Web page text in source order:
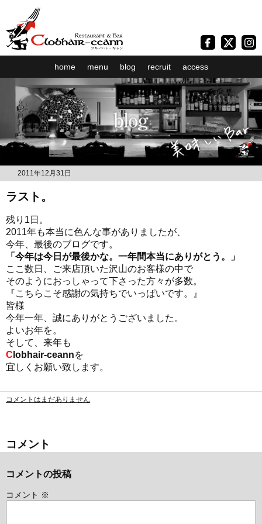
home menu blog recruit access
2011年12月31日
ラスト。
残り1日。
2011年も本当に色んな事がありましたが、
今年、最後のブログです。
「今年は今日が最後かな。一年間本当にありがとう。」
ここ数日、ご来店頂いた沢山のお客様の中で
そのようにおっしゃって下さった方々が多数。
『こちらこそ感謝の気持ちでいっぱいです。』
皆様
今年一年、誠にありがとうございました。
よいお年を。
そして、来年も
C lobhair-ceannを
宜しくお願い致します。
コメントはまだありません
コメント
コメントの投稿
コメント ※